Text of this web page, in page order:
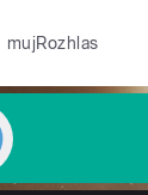
mujRozhlas